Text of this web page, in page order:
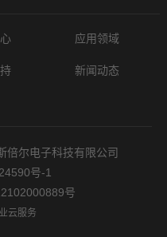
应用领域
新闻动态
倍尔电子科技有限公司
号-1
号
云服务